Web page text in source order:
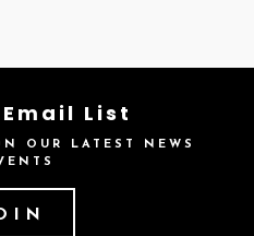
List
OUR LATEST NEWS